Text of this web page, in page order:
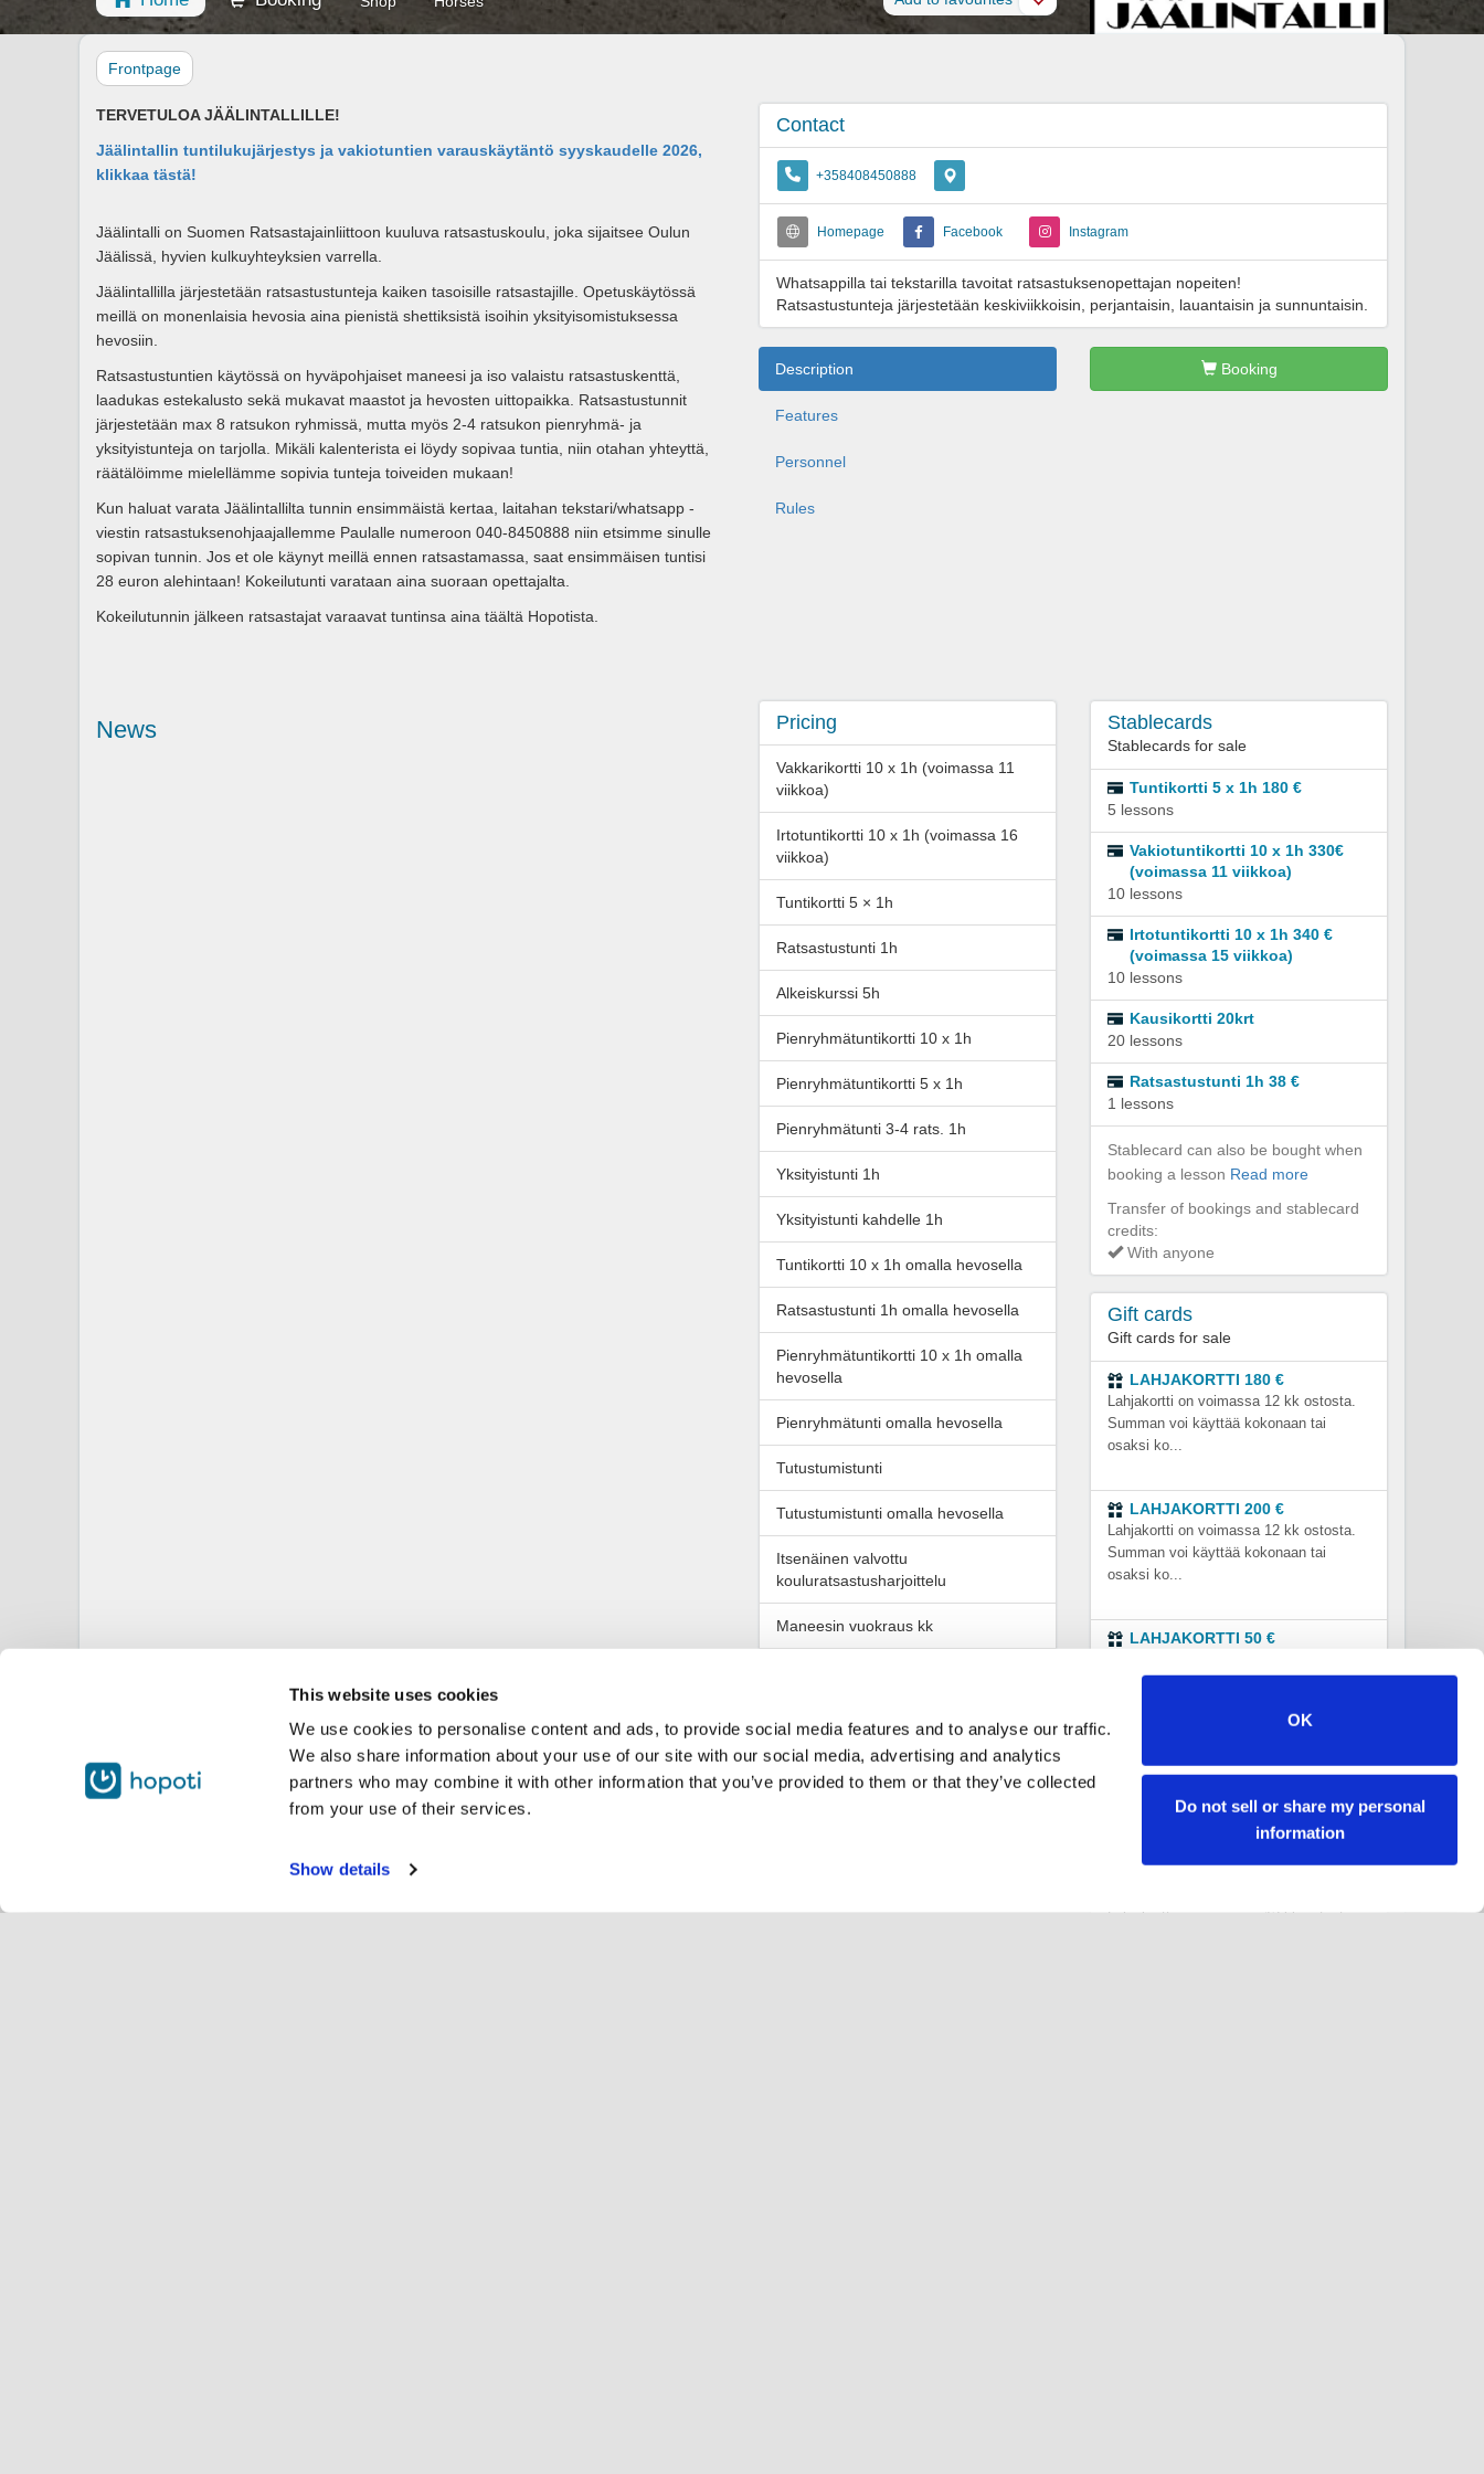
This website uses cookies
We use cookies to personalise content and ads, to provide social media features and to analyse our traffic.
We also share information about your use of our site with our social media, advertising and analytics
partners who may combine it with other information that you’ve provided to them or that they’ve collected
from your use of their services.
Show details
OK
Do not sell or share my personal
information
Frontpage
TERVETULOA JÄÄLINTALLILLE!
Jäälintallin tuntilukujärjestys ja vakiotuntien varauskäytäntö syyskaudelle 2026,
klikkaa tästä!
Jäälintalli on Suomen Ratsastajainliittoon kuuluva ratsastuskoulu, joka sijaitsee Oulun
Jäälissä, hyvien kulkuyhteyksien varrella.
Jäälintallilla järjestetään ratsastustunteja kaiken tasoisille ratsastajille. Opetuskäytössä
meillä on monenlaisia hevosia aina pienistä shettiksistä isoihin yksityisomistuksessa
hevosiin.
Ratsastustuntien käytössä on hyväpohjaiset maneesi ja iso valaistu ratsastuskenttä,
laadukas estekalusto sekä mukavat maastot ja hevosten uittopaikka. Ratsastustunnit
järjestetään max 8 ratsukon ryhmissä, mutta myös 2-4 ratsukon pienryhmä- ja
yksityistunteja on tarjolla. Mikäli kalenterista ei löydy sopivaa tuntia, niin otahan yhteyttä,
räätälöimme mielellämme sopivia tunteja toiveiden mukaan!
Kun haluat varata Jäälintallilta tunnin ensimmäistä kertaa, laitahan tekstari/whatsapp -
viestin ratsastuksenohjaajallemme Paulalle numeroon 040-8450888 niin etsimme sinulle
sopivan tunnin. Jos et ole käynyt meillä ennen ratsastamassa, saat ensimmäisen tuntisi
28 euron alehintaan! Kokeilutunti varataan aina suoraan opettajalta.
Kokeilutunnin jälkeen ratsastajat varaavat tuntinsa aina täältä Hopotista.
Contact
+358408450888
Homepage Facebook Instagram
Whatsappilla tai tekstarilla tavoitat ratsastuksenopettajan nopeiten!
Ratsastustunteja järjestetään keskiviikkoisin, perjantaisin, lauantaisin ja sunnuntaisin.
Booking
Description
Features
Personnel
Rules
News Pricing
Vakkarikortti 10 x 1h (voimassa 11
viikkoa)
Irtotuntikortti 10 x 1h (voimassa 16
viikkoa)
Tuntikortti 5 × 1h
Ratsastustunti 1h
Alkeiskurssi 5h
Pienryhmätuntikortti 10 x 1h
Pienryhmätuntikortti 5 x 1h
Pienryhmätunti 3-4 rats. 1h
Yksityistunti 1h
Yksityistunti kahdelle 1h
Tuntikortti 10 x 1h omalla hevosella
Ratsastustunti 1h omalla hevosella
Pienryhmätuntikortti 10 x 1h omalla
hevosella
Pienryhmätunti omalla hevosella
Tutustumistunti
Tutustumistunti omalla hevosella
Itsenäinen valvottu
kouluratsastusharjoittelu
Maneesin vuokraus kk
10 x 30 min (oma taluttaja mukana)
Stablecards
Stablecards for sale
Tuntikortti 5 x 1h 180 €
5 lessons
Vakiotuntikortti 10 x 1h 330€
(voimassa 11 viikkoa)
10 lessons
Irtotuntikortti 10 x 1h 340 €
(voimassa 15 viikkoa)
10 lessons
Kausikortti 20krt
20 lessons
Ratsastustunti 1h 38 €
1 lessons
Stablecard can also be bought when
booking a lesson Read more
Transfer of bookings and stablecard
credits:
With anyone
Gift cards
Gift cards for sale
LAHJAKORTTI 180 €
Lahjakortti on voimassa 12 kk ostosta.
Summan voi käyttää kokonaan tai
osaksi ko...
LAHJAKORTTI 200 €
Lahjakortti on voimassa 12 kk ostosta.
Summan voi käyttää kokonaan tai
osaksi ko...
LAHJAKORTTI 50 €
Summan voi käyttää kokonaan tai
LAHJAKORTTI 1
Lahjakortti on voimassa 12 kk ostosta.
Lahjakortti on voimassa 12 kk ostosta.